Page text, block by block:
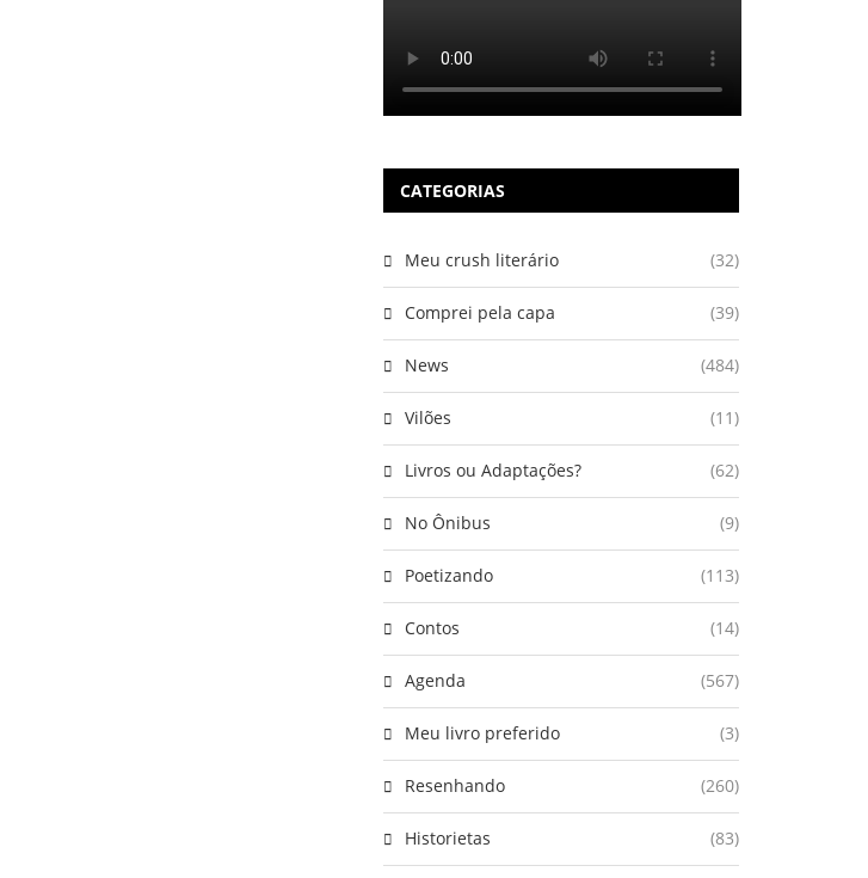
CATEGORIAS
Meu crush literário (32)
Comprei pela capa (39)
News (484)
Vilões (11)
Livros ou Adaptações? (62)
No Ônibus (9)
Poetizando (113)
Contos (14)
Agenda (567)
Meu livro preferido (3)
Resenhando (260)
Historietas (83)